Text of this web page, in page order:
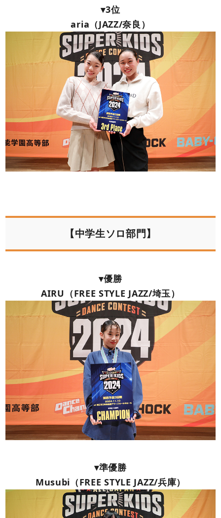
▾3位
aria（JAZZ/奈良）
【中学生ソロ部門】
▾優勝
AIRU（FREE STYLE JAZZ/埼玉）
▾準優勝
Musubi（FREE STYLE JAZZ/兵庫）